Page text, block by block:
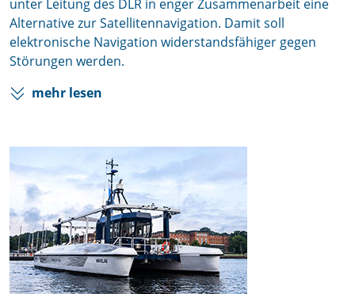
unter Leitung des DLR in enger Zusammenarbeit eine
Alternative zur Satellitennavigation. Damit soll
elektronische Navigation widerstandsfähiger gegen
Störungen werden.
mehr lesen